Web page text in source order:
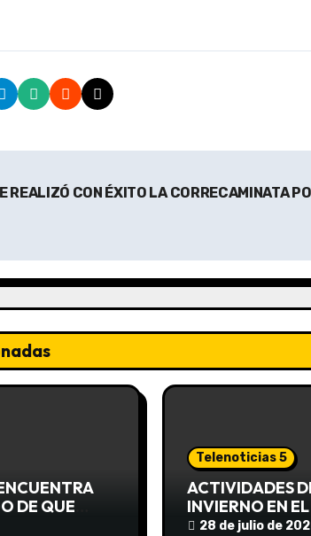
REALIZÓ CON ÉXITO LA CORRECAMINATA
DE QUE
SIN
Telenoticias 5
ACTIVIDADES
INVIERNO EN
COMUNITARIO
28 de julio de